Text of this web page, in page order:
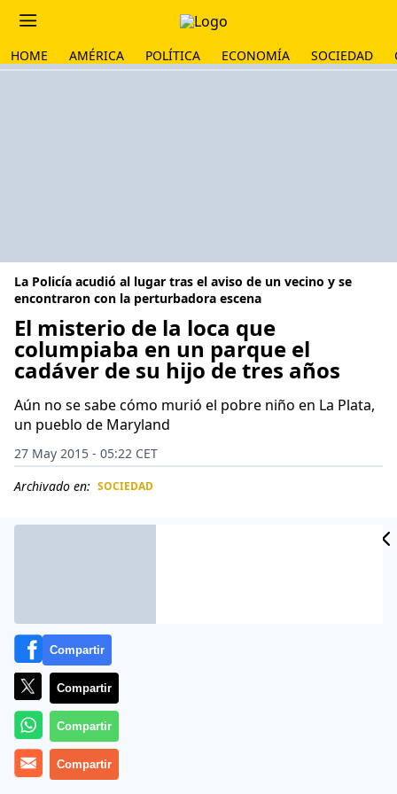
HOME AMÉRICA POLÍTICA ECONOMÍA SOCIEDAD
La Policía acudió al lugar tras el aviso de un vecino y se
encontraron con la perturbadora escena
El misterio de la loca que
columpiaba en un parque el
cadáver de su hijo de tres años
Aún no se sabe cómo murió el pobre niño en La Plata,
un pueblo de Maryland
27 May 2015 - 05:22 CET
Archivado en: SOCIEDAD
Romechia Simms, de 24 años, estaba como ida,
Compartir
Compartir
Compartir
Compartir